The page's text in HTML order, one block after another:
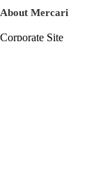
About Mercari
Corporate Site